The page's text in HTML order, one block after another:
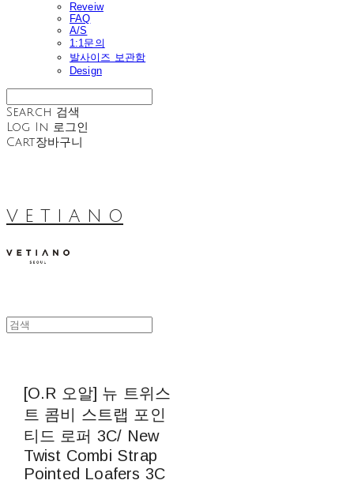
Reveiw
FAQ
A/S
1:1문의
발사이즈 보관함
Design
Search 검색
Log In 로그인
Cart장바구니
V E T I A N O
[O.R 오알] 뉴 트위스
트 콤비 스트랩 포인
티드 로퍼 3C/ New
Twist Combi Strap
Pointed Loafers 3C